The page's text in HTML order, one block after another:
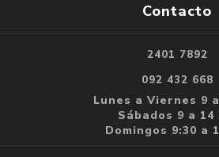
Contacto
2401 7892
092 432 668
Lunes a Viernes 9
Sábados 9 a 14
Domingos 9:30 a